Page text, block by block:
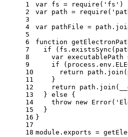
1
2
3
4
5
6
7
8
9
10
11
12
13
14
15
16
17
18
var fs = require ( 'fs' )
var path = require (
var pathFile = path.
function
if (fs. existsSync
var
if (process. env .
return path. join
    }
return path. join
  }
else {
throw new Error(
  }
}
module . exports =